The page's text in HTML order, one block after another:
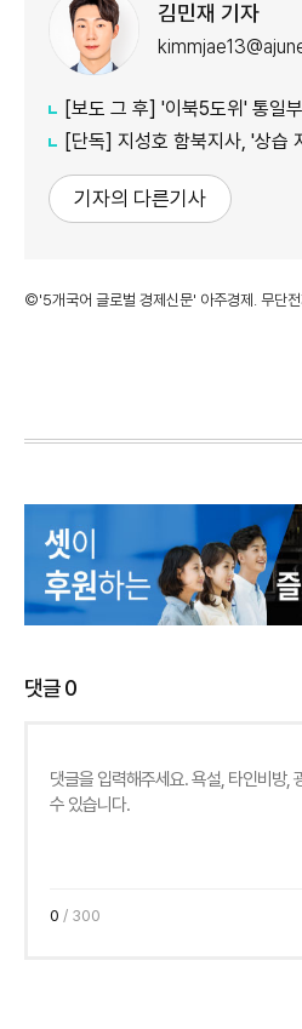
김민재 기자
[보도 그 후] '이북5도위' 통일부 이관론 대
[단독] 지성호 함북지사, '상습 지각'·'
기자의 다른기사
©'5개국어 글로벌 경제신문' 아주경제. 무단전
댓글0
0 / 300